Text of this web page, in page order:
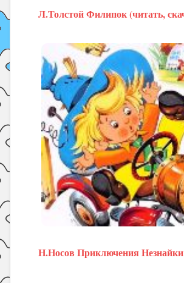
Л.Толстой Филипок (читать,
Н.Носов Приключения